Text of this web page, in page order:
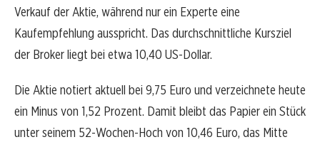
Verkauf der Aktie, während nur ein Experte eine
Kaufempfehlung ausspricht. Das durchschnittliche Kursziel
der Broker liegt bei etwa 10,40 US-Dollar.
Die Aktie notiert aktuell bei 9,75 Euro und verzeichnete heute
ein Minus von 1,52 Prozent. Damit bleibt das Papier ein Stück
unter seinem 52-Wochen-Hoch von 10,46 Euro, das Mitte